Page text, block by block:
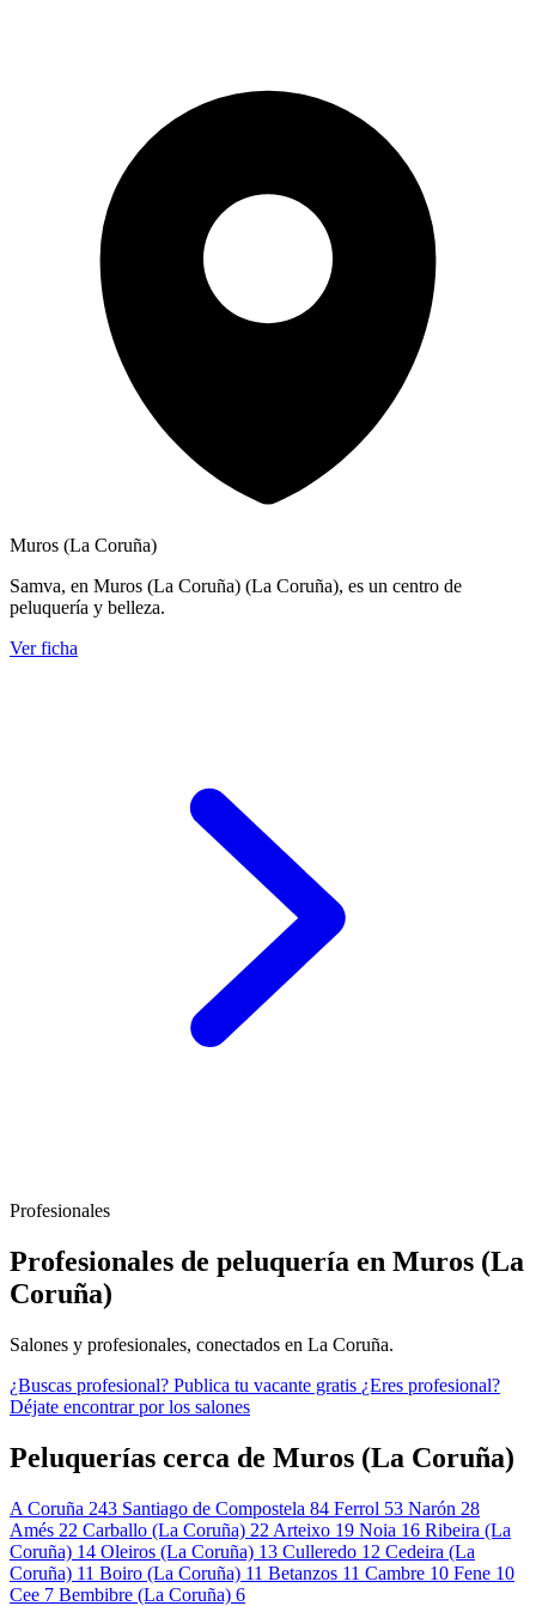
Muros (La Coruña)
Samva, en Muros (La Coruña) (La Coruña), es un centro de
peluquería y belleza.
Ver ficha
Profesionales
Profesionales de peluquería en Muros (La
Coruña)
Salones y profesionales, conectados en La Coruña.
¿Buscas profesional? Publica tu vacante gratis ¿Eres profesional?
Déjate encontrar por los salones
Peluquerías cerca de Muros (La Coruña)
A Coruña 243 Santiago de Compostela 84 Ferrol 53 Narón 28
Amés 22 Carballo (La Coruña) 22 Arteixo 19 Noia 16 Ribeira (La
Coruña) 14 Oleiros (La Coruña) 13 Culleredo 12 Cedeira (La
Coruña) 11 Boiro (La Coruña) 11 Betanzos 11 Cambre 10 Fene 10
Cee 7 Bembibre (La Coruña) 6